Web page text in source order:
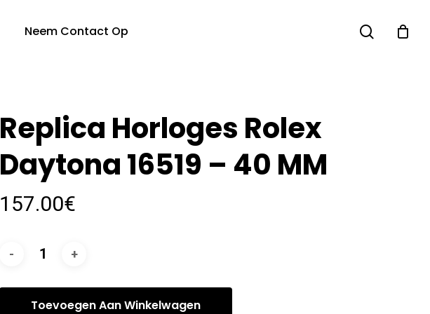
Neem Contact Op search
Replica Horloges Rolex
Daytona 16519 – 40 MM
157.00€
Toevoegen Aan Winkelwagen